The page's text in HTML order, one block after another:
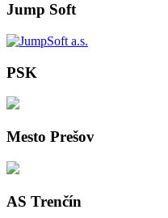
Jump Soft
PSK
Mesto Prešov
AS Trenčín